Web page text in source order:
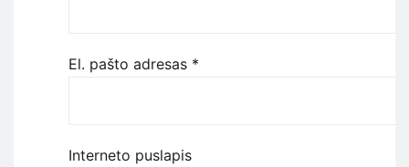
El. pašto adresas *
Interneto puslapis